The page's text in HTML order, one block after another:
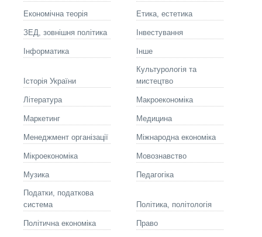
Економічна теорія Етика, естетика
ЗЕД, зовнішня політика Інвестування
Інформатика Інше
Історія України
Культурологія та
мистецтво
Літературa Макроекономіка
Маркетинг Медицина
Менеджмент організації Міжнародна економіка
Мікроекономіка Мовознавство
Музика Педагогіка
Податки, податкова
система
Політика, політологія
Політична економіка Право